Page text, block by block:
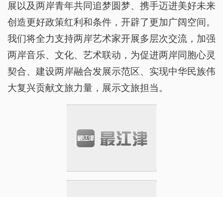
展以及两岸青年共同追梦圆梦、携手迈进美好未来
创造更好政策红利和条件，开辟了更加广阔空间。
我们将全力支持两岸艺术家开展多层次交流，加强
两岸音乐、文化、艺术联动，为促进两岸同胞心灵
契合、建设两岸融合发展示范区、实现中华民族伟
大复兴贡献文旅力量，展示文旅担当。